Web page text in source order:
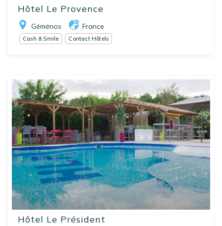
Hôtel Le Provence
Géménos France
Cash & Smile Contact Hôtels
Hôtel Le Président